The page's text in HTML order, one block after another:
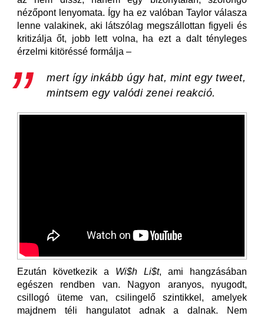
nézőpont lenyomata. Így ha ez valóban Taylor válasza
lenne valakinek, aki látszólag megszállottan figyeli és
kritizálja őt, jobb lett volna, ha ezt a dalt tényleges
érzelmi kitöréssé formálja –
mert így inkább úgy hat, mint egy tweet,
mintsem egy valódi zenei reakció.
Ezután következik a Wi$h Li$t, ami hangzásában
egészen rendben van. Nagyon aranyos, nyugodt,
csillogó üteme van, csilingelő szintikkel, amelyek
majdnem téli hangulatot adnak a dalnak. Nem